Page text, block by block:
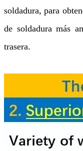
soldadura, para
de soldadura más
trasera.